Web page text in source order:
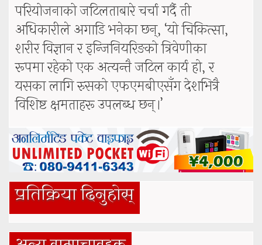
परियोजनाको जटिलताबारे चर्चा गर्दै ती
अधिकारीले अगाडि भनेका छन्, ‘यो चिकित्सा,
शरीर विज्ञान र इन्जिनियरिङको त्रिवेणीका
रूपमा रहेको एक अत्यन्तै जटिल कार्य हो, र
यसका लागि रुसको एफएमबीएसँग देशभित्रै
विशिष्ट क्षमताहरू उपलब्ध छन्।’
प्रतिक्रिया दिनुहोस्